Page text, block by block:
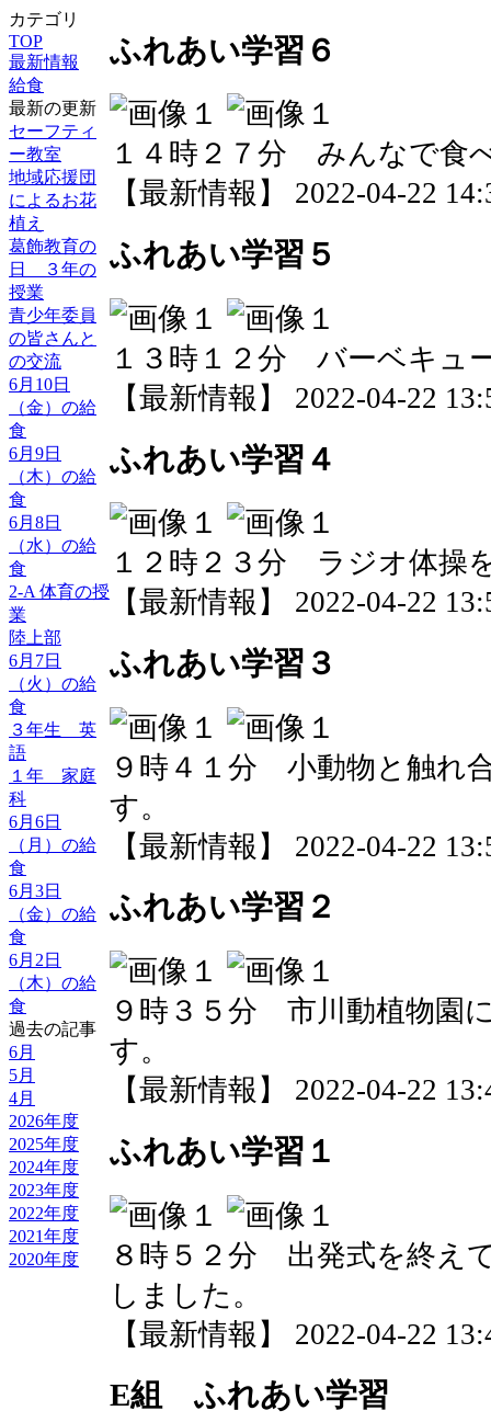
カテゴリ
TOP
最新情報
給食
最新の更新
セーフティ
ー教室
地域応援団
によるお花
植え
葛飾教育の
日 ３年の
授業
青少年委員
の皆さんと
の交流
6月10日
（金）の給
食
6月9日
（木）の給
食
6月8日
（水）の給
食
2-A 体育の授
業
陸上部
6月7日
（火）の給
食
３年生 英
語
１年 家庭
科
6月6日
（月）の給
食
6月3日
（金）の給
食
6月2日
（木）の給
食
過去の記事
6月
5月
4月
2026年度
2025年度
2024年度
2023年度
2022年度
2021年度
2020年度
ふれあい学習６
１４時２７分 みんなで食
【最新情報】 2022-04-22
ふれあい学習５
１３時１２分 バーベキュ
【最新情報】 2022-04-22
ふれあい学習４
１２時２３分 ラジオ体操
【最新情報】 2022-04-22
ふれあい学習３
９時４１分 小動物と触れ
す。
【最新情報】 2022-04-22
ふれあい学習２
９時３５分 市川動植物園
す。
【最新情報】 2022-04-22
ふれあい学習１
８時５２分 出発式を終え
しました。
【最新情報】 2022-04-22
E組 ふれあい学習